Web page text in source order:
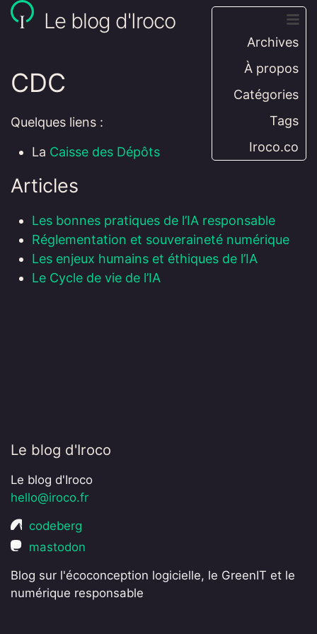
Le blog d'Iroco
Archives
À propos
Catégories
Tags
Iroco.co
CDC
Quelques liens :
La Caisse des Dépôts
Articles
Les bonnes pratiques de l’IA responsable
Réglementation et souveraineté numérique
Les enjeux humains et éthiques de l’IA
Le Cycle de vie de l’IA
Le blog d'Iroco
Le blog d'Iroco
hello@iroco.fr
codeberg
mastodon
Blog sur l'écoconception logicielle, le GreenIT et le
numérique responsable